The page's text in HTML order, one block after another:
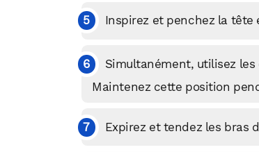
Inspirez et penchez la tête
Simultanément, utilisez les
Maintenez cette position
Expirez et tendez les bras